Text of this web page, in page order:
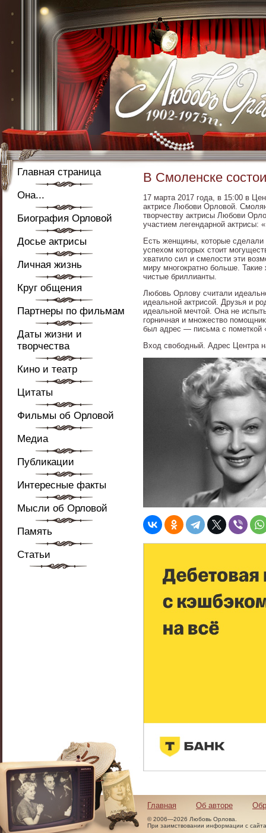
Главная страница
Она...
Биография Орловой
Досье актрисы
Личная жизнь
Круг общения
Партнеры по фильмам
Даты жизни и
творчества
Кино и театр
Цитаты
Фильмы об Орловой
Медиа
Публикации
Интересные факты
Мысли об Орловой
Память
Статьи
В Смоленске
17 марта 2017 года, в 15:00 в
актрисе Любови Орловой.
творчеству актрисы Любови
участием легендарной актрисы:
Есть женщины, которые
успехом которых стоит
хватило сил и смелости эти
миру многократно больше.
чистые бриллианты.
Любовь Орлову считали
идеальной актрисой. Друзья и
идеальной мечтой. Она не
горничная и множество
был адрес — письма с пометкой
Вход свободный. Адрес Центра
Главная Об авторе
© 2006—2026 Любовь Орлова.
При заимствовании информации с